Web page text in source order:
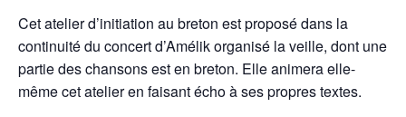
Cet atelier d’initiation au breton est proposé dans la
continuité du concert d’Amélik organisé la veille, dont une
partie des chansons est en breton. Elle animera elle-
même cet atelier en faisant écho à ses propres textes.